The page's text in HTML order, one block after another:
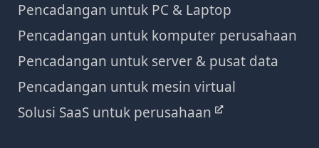
Pencadangan untuk PC & Laptop
Pencadangan untuk komputer perusahaan
Pencadangan untuk server & pusat data
Pencadangan untuk mesin virtual
Solusi SaaS untuk perusahaan